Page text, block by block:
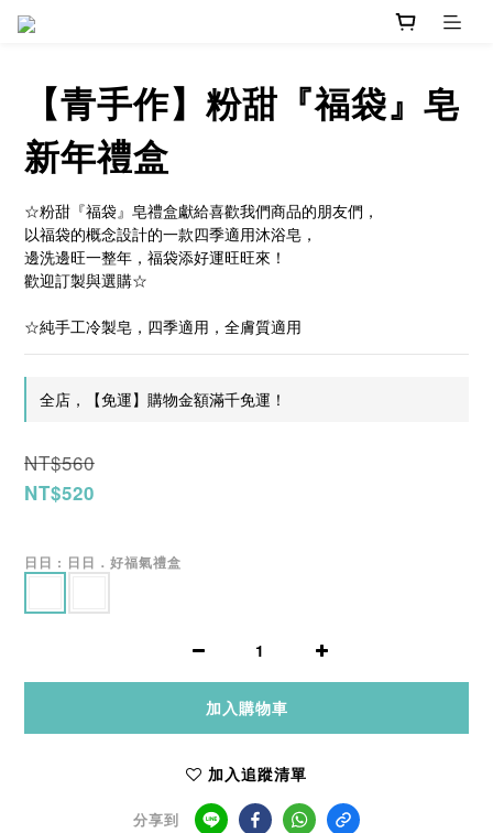
【青手作】粉甜『福袋』皂
新年禮盒
☆粉甜『福袋』皂禮盒獻給喜歡我們商品的朋友們，
以福袋的概念設計的一款四季適用沐浴皂，
邊洗邊旺一整年，福袋添好運旺旺來！
歡迎訂製與選購☆
☆純手工冷製皂，四季適用，全膚質適用
全店，【免運】購物金額滿千免運！
NT$560
NT$520
日日 : 日日．好福氣禮盒
加入購物車
加入追蹤清單
分享到